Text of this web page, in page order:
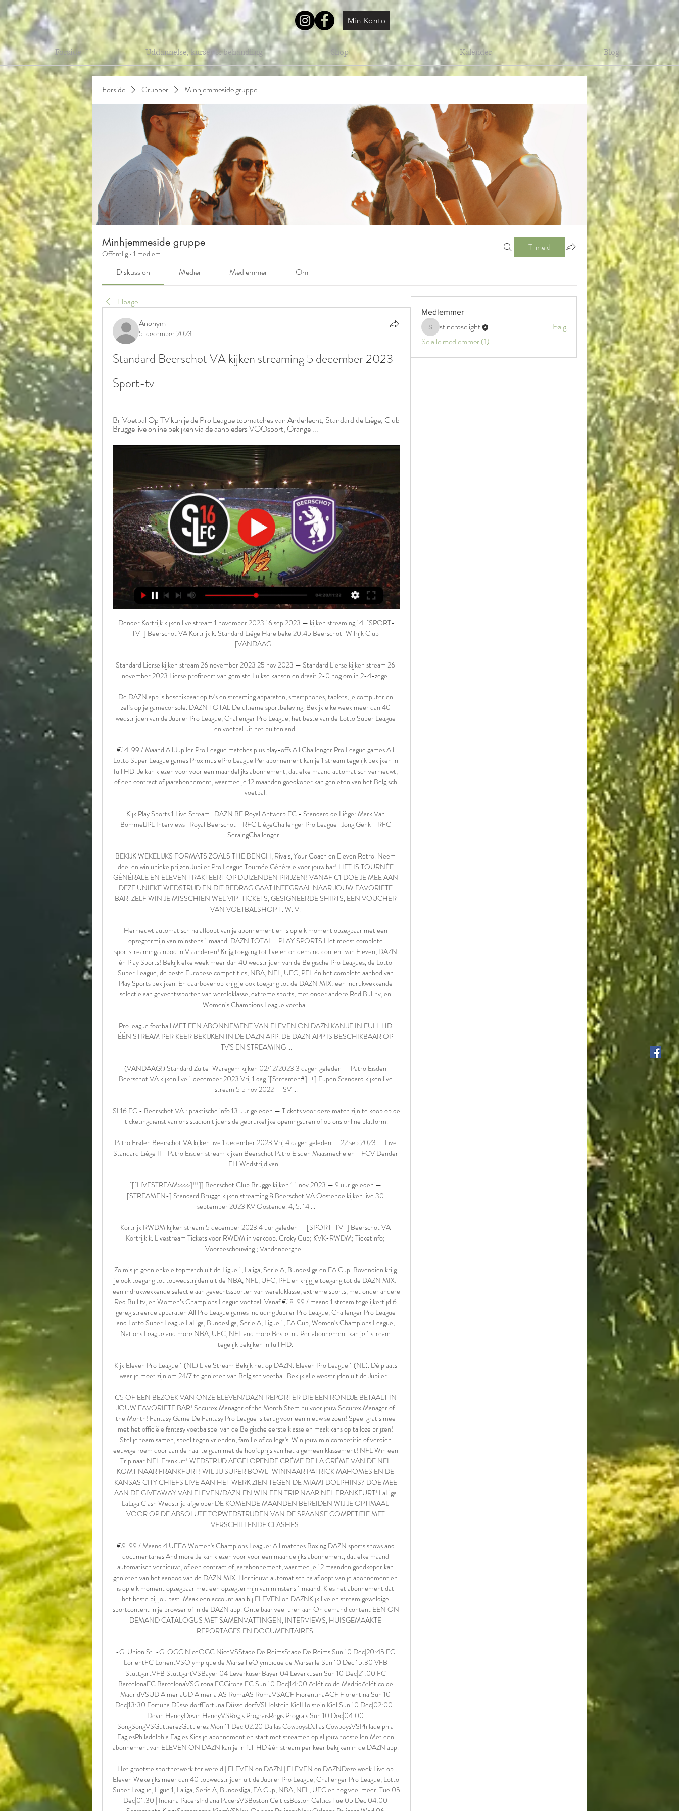
Min Konto
Forside Uddannelse, kurser & behandling Shop Kalender Blog
Forside Grupper Minhjemmeside gruppe
Minhjemmeside gruppe
Offentlig · 1 medlem
Tilmeld
Diskussion Medier Medlemmer Om
Tilbage
Anonym
5. december 2023
Standard Beerschot VA kijken streaming 5 december 2023
Sport-tv
Bij Voetbal Op TV kun je de Pro League topmatches van Anderlecht, Standard de Liège, Club
Brugge live online bekijken via de aanbieders VOOsport, Orange ...
Dender Kortrijk kijken live stream 1 november 2023 16 sep 2023 — kijken streaming 14. [SPORT-
TV-] Beerschot VA Kortrijk k. Standard Liège Harelbeke 20:45 Beerschot-Wilrijk Club
[VANDAAG ...
Standard Lierse kijken stream 26 november 2023 25 nov 2023 — Standard Lierse kijken stream 26
november 2023 Lierse profiteert van gemiste Luikse kansen en draait 2-0 nog om in 2-4-zege .
De DAZN app is beschikbaar op tv's en streaming apparaten, smartphones, tablets, je computer en
zelfs op je gameconsole. DAZN TOTAL De ultieme sportbeleving. Bekijk elke week meer dan 40
wedstrijden van de Jupiler Pro League, Challenger Pro League, het beste van de Lotto Super League
en voetbal uit het buitenland.
€14. 99 / Maand All Jupiler Pro League matches plus play-offs All Challenger Pro League games All
Lotto Super League games Proximus ePro League Per abonnement kan je 1 stream tegelijk bekijken in
full HD. Je kan kiezen voor voor een maandelijks abonnement, dat elke maand automatisch vernieuwt,
of een contract of jaarabonnement, waarmee je 12 maanden goedkoper kan genieten van het Belgisch
voetbal.
Kijk Play Sports 1 Live Stream | DAZN BE Royal Antwerp FC - Standard de Liège: Mark Van
BommelJPL Interviews · Royal Beerschot - RFC LiègeChallenger Pro League · Jong Genk - RFC
SeraingChallenger ...
BEKIJK WEKELIJKS FORMATS ZOALS THE BENCH, Rivals, Your Coach en Eleven Retro. Neem
deel en win unieke prijzen Jupiler Pro League Tournée Générale voor jouw bar! HET IS TOURNÉE
GÉNÉRALE EN ELEVEN TRAKTEERT OP DUIZENDEN PRIJZEN! VANAF €1 DOE JE MEE AAN
DEZE UNIEKE WEDSTRIJD EN DIT BEDRAG GAAT INTEGRAAL NAAR JOUW FAVORIETE
BAR. ZELF WIN JE MISSCHIEN WEL VIP-TICKETS, GESIGNEERDE SHIRTS, EEN VOUCHER
VAN VOETBALSHOP T. W. V.
Hernieuwt automatisch na afloopt van je abonnement en is op elk moment opzegbaar met een
opzegtermijn van minstens 1 maand. DAZN TOTAL + PLAY SPORTS Het meest complete
sportstreamingaanbod in Vlaanderen! Krijg toegang tot live en on demand content van Eleven, DAZN
én Play Sports! Bekijk elke week meer dan 40 wedstrijden van de Belgische Pro Leagues, de Lotto
Super League, de beste Europese competities, NBA, NFL, UFC, PFL én het complete aanbod van
Play Sports bekijken. En daarbovenop krijg je ook toegang tot de DAZN MIX: een indrukwekkende
selectie aan gevechtssporten van wereldklasse, extreme sports, met onder andere Red Bull tv, en
Women’s Champions League voetbal.
Pro league football MET EEN ABONNEMENT VAN ELEVEN ON DAZN KAN JE IN FULL HD
ÉÉN STREAM PER KEER BEKIJKEN IN DE DAZN APP. DE DAZN APP IS BESCHIKBAAR OP
TV'S EN STREAMING ...
(VANDAAG!) Standard Zulte-Waregem kijken 02/12/2023 3 dagen geleden — Patro Eisden
Beerschot VA kijken live 1 december 2023 Vrij 1 dag [[Streamen#]++] Eupen Standard kijken live
stream 5 5 nov 2022 — SV ...
SL16 FC - Beerschot VA : praktische info 13 uur geleden — Tickets voor deze match zijn te koop op de
ticketingdienst van ons stadion tijdens de gebruikelijke openingsuren of op ons online platform.
Patro Eisden Beerschot VA kijken live 1 december 2023 Vrij 4 dagen geleden — 22 sep 2023 — Live
Standard Liège II - Patro Eisden stream kijken Beerschot Patro Eisden Maasmechelen - FCV Dender
EH Wedstrijd van ...
[[[LIVESTREAM>>>>]!!!]] Beerschot Club Brugge kijken 1 1 nov 2023 — 9 uur geleden —
[STREAMEN-] Standard Brugge kijken streaming 8 Beerschot VA Oostende kijken live 30
september 2023 KV Oostende. 4, 5. 14 ...
Kortrijk RWDM kijken stream 5 december 2023 4 uur geleden — [SPORT-TV-] Beerschot VA
Kortrijk k. Livestream Tickets voor RWDM in verkoop. Croky Cup; KVK-RWDM; Ticketinfo;
Voorbeschouwing ; Vandenberghe ...
Zo mis je geen enkele topmatch uit de Ligue 1, Laliga, Serie A, Bundesliga en FA Cup. Bovendien krijg
je ook toegang tot topwedstrijden uit de NBA, NFL, UFC, PFL en krijg je toegang tot de DAZN MIX:
een indrukwekkende selectie aan gevechtssporten van wereldklasse, extreme sports, met onder andere
Red Bull tv, en Women’s Champions League voetbal. Vanaf €18. 99 / maand 1 stream tegelijkertijd 6
geregistreerde apparaten All Pro League games including Jupiler Pro League, Challenger Pro League
and Lotto Super League LaLiga, Bundesliga, Serie A, Ligue 1, FA Cup, Women's Champions League,
Nations League and more NBA, UFC, NFL and more Bestel nu Per abonnement kan je 1 stream
tegelijk bekijken in full HD.
Kijk Eleven Pro League 1 (NL) Live Stream Bekijk het op DAZN. Eleven Pro League 1 (NL). Dé plaats
waar je moet zijn om 24/7 te genieten van Belgisch voetbal. Bekijk alle wedstrijden uit de Jupiler ...
€5 OF EEN BEZOEK VAN ONZE ELEVEN/DAZN REPORTER DIE EEN RONDJE BETAALT IN
JOUW FAVORIETE BAR! Securex Manager of the Month Stem nu voor jouw Securex Manager of
the Month! Fantasy Game De Fantasy Pro League is terug voor een nieuw seizoen! Speel gratis mee
met het officiële fantasy voetbalspel van de Belgische eerste klasse en maak kans op talloze prijzen!
Stel je team samen, speel tegen vrienden, familie of collega's. Win jouw minicompetitie of verdien
eeuwige roem door aan de haal te gaan met de hoofdprijs van het algemeen klassement! NFL Win een
Trip naar NFL Frankurt! WEDSTRIJD AFGELOPENDE CRÈME DE LA CRÈME VAN DE NFL
KOMT NAAR FRANKFURT! WIL JIJ SUPER BOWL-WINNAAR PATRICK MAHOMES EN DE
KANSAS CITY CHIEFS LIVE AAN HET WERK ZIEN TEGEN DE MIAMI DOLPHINS? DOE MEE
AAN DE GIVEAWAY VAN ELEVEN/DAZN EN WIN EEN TRIP NAAR NFL FRANKFURT! LaLiga
LaLiga Clash Wedstrijd afgelopenDE KOMENDE MAANDEN BEREIDEN WIJ JE OPTIMAAL
VOOR OP DE ABSOLUTE TOPWEDSTRIJDEN VAN DE SPAANSE COMPETITIE MET
VERSCHILLENDE CLASHES.
€9. 99 / Maand 4 UEFA Women's Champions League: All matches Boxing DAZN sports shows and
documentaries And more Je kan kiezen voor voor een maandelijks abonnement, dat elke maand
automatisch vernieuwt, of een contract of jaarabonnement, waarmee je 12 maanden goedkoper kan
genieten van het aanbod van de DAZN MIX. Hernieuwt automatisch na afloopt van je abonnement en
is op elk moment opzegbaar met een opzegtermijn van minstens 1 maand. Kies het abonnement dat
het beste bij jou past. Maak een account aan bij ELEVEN on DAZNKijk live en stream geweldige
sportcontent in je browser of in de DAZN app. Ontelbaar veel uren aan On demand content EEN ON
DEMAND CATALOGUS MET SAMENVATTINGEN, INTERVIEWS, HUISGEMAAKTE
REPORTAGES EN DOCUMENTAIRES.
-G. Union St. -G. OGC NiceOGC NiceVSStade De ReimsStade De Reims Sun 10 Dec|20:45 FC
LorientFC LorientVSOlympique de MarseilleOlympique de Marseille Sun 10 Dec|15:30 VFB
StuttgartVFB StuttgartVSBayer 04 LeverkusenBayer 04 Leverkusen Sun 10 Dec|21:00 FC
BarcelonaFC BarcelonaVSGirona FCGirona FC Sun 10 Dec|14:00 Atlético de MadridAtlético de
MadridVSUD AlmeriaUD Almeria AS RomaAS RomaVSACF FiorentinaACF Fiorentina Sun 10
Dec|13:30 Fortuna DüsseldorfFortuna DüsseldorfVSHolstein KielHolstein Kiel Sun 10 Dec|02:00 |
Devin HaneyDevin HaneyVSRegis PrograisRegis Prograis Sun 10 Dec|04:00
SongSongVSGuttierezGuttierez Mon 11 Dec|02:20 Dallas CowboysDallas CowboysVSPhiladelphia
EaglesPhiladelphia Eagles Kies je abonnement en start met streamen op al jouw toestellen Met een
abonnement van ELEVEN ON DAZN kan je in full HD één stream per keer bekijken in de DAZN app.
Het grootste sportnetwerk ter wereld | ELEVEN on DAZN | ELEVEN on DAZNDeze week Live op
Eleven Wekelijks meer dan 40 topwedstrijden uit de Jupiler Pro League, Challenger Pro League, Lotto
Super League, Ligue 1, Laliga, Serie A, Bundesliga, FA Cup, NBA, NFL, UFC en nog veel meer. Tue 05
Dec|01:30 | Indiana PacersIndiana PacersVSBoston CelticsBoston Celtics Tue 05 Dec|04:00
Medlemmer
stineroselight
stineroselight
Følg
Se alle medlemmer (1)